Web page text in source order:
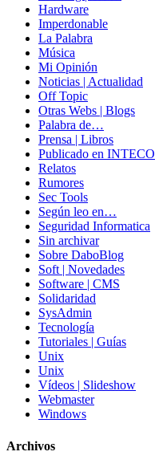
Hardware
Imperdonable
La Palabra
Música
Mi Opinión
Noticias | Actualidad
Off Topic
Otras Webs | Blogs
Palabra de…
Prensa | Libros
Publicado en INTECO
Relatos
Rumores
Sec Tools
Según leo en…
Seguridad Informatica
Sin archivar
Sobre DaboBlog
Soft | Novedades
Software | CMS
Solidaridad
SysAdmin
Tecnología
Tutoriales | Guías
Unix
Unix
Vídeos | Slideshow
Webmaster
Windows
Archivos